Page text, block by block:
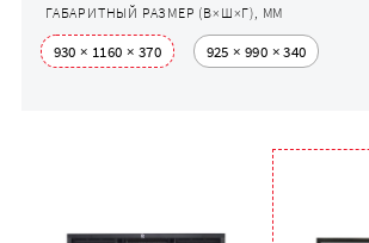
ГАБАРИТНЫЙ РАЗМЕР (В×Ш×Г), ММ
930 × 1160 × 370 925 × 990 × 340